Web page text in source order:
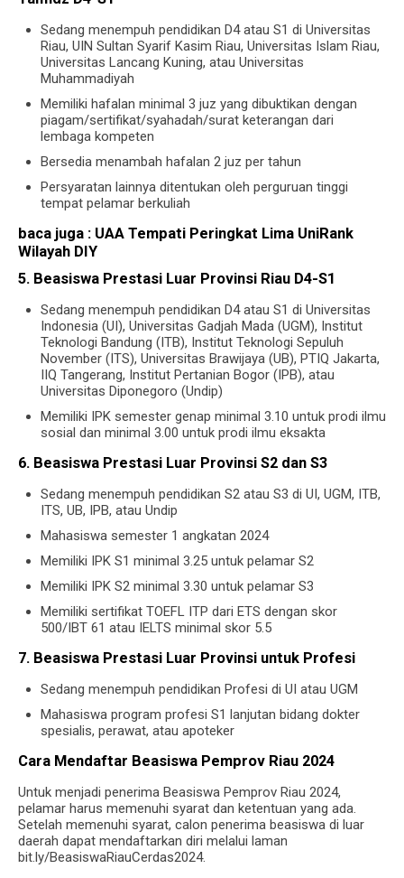
Sedang menempuh pendidikan D4 atau S1 di Universitas
Riau, UIN Sultan Syarif Kasim Riau, Universitas Islam Riau,
Universitas Lancang Kuning, atau Universitas
Muhammadiyah
Memiliki hafalan minimal 3 juz yang dibuktikan dengan
piagam/sertifikat/syahadah/surat keterangan dari
lembaga kompeten
Bersedia menambah hafalan 2 juz per tahun
Persyaratan lainnya ditentukan oleh perguruan tinggi
tempat pelamar berkuliah
baca juga : UAA Tempati Peringkat Lima UniRank
Wilayah DIY
5. Beasiswa Prestasi Luar Provinsi Riau D4-S1
Sedang menempuh pendidikan D4 atau S1 di Universitas
Indonesia (UI), Universitas Gadjah Mada (UGM), Institut
Teknologi Bandung (ITB), Institut Teknologi Sepuluh
November (ITS), Universitas Brawijaya (UB), PTIQ Jakarta,
IIQ Tangerang, Institut Pertanian Bogor (IPB), atau
Universitas Diponegoro (Undip)
Memiliki IPK semester genap minimal 3.10 untuk prodi ilmu
sosial dan minimal 3.00 untuk prodi ilmu eksakta
6. Beasiswa Prestasi Luar Provinsi S2 dan S3
Sedang menempuh pendidikan S2 atau S3 di UI, UGM, ITB,
ITS, UB, IPB, atau Undip
Mahasiswa semester 1 angkatan 2024
Memiliki IPK S1 minimal 3.25 untuk pelamar S2
Memiliki IPK S2 minimal 3.30 untuk pelamar S3
Memiliki sertifikat TOEFL ITP dari ETS dengan skor
500/IBT 61 atau IELTS minimal skor 5.5
7. Beasiswa Prestasi Luar Provinsi untuk Profesi
Sedang menempuh pendidikan Profesi di UI atau UGM
Mahasiswa program profesi S1 lanjutan bidang dokter
spesialis, perawat, atau apoteker
Cara Mendaftar Beasiswa Pemprov Riau 2024
Untuk menjadi penerima Beasiswa Pemprov Riau 2024,
pelamar harus memenuhi syarat dan ketentuan yang ada.
Setelah memenuhi syarat, calon penerima beasiswa di luar
daerah dapat mendaftarkan diri melalui laman
bit.ly/BeasiswaRiauCerdas2024.